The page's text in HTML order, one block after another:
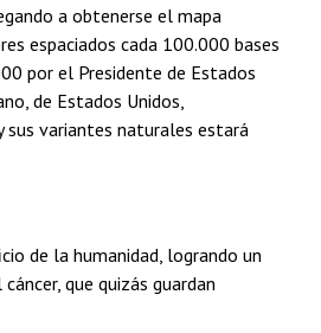
a obtenerse el mapa
espaciados cada 100.000 bases
por el Presidente de Estados
de Estados Unidos,
variantes naturales estará
de la humanidad, logrando un
que quizás guardan